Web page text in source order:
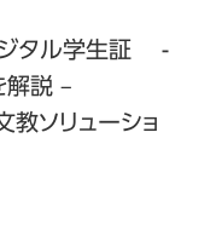
ジタル学生証 -
解説 –
ソリューショ